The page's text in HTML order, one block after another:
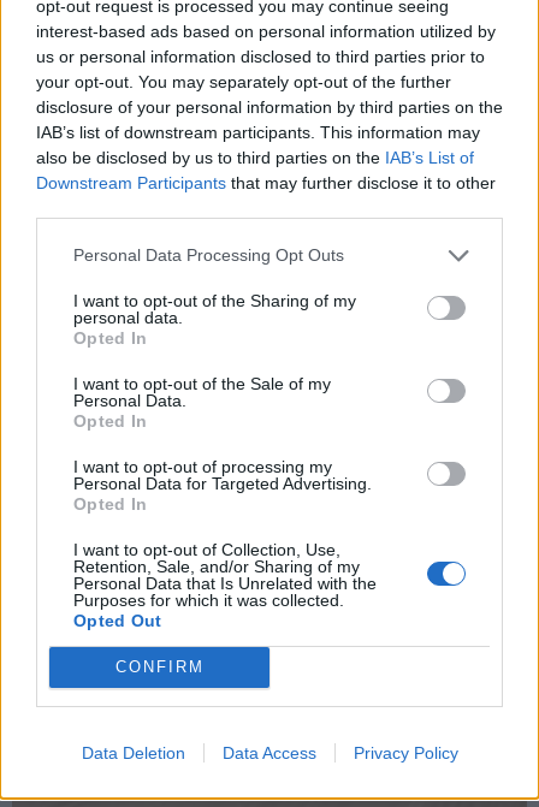
opt-out request is processed you may continue seeing
interest-based ads based on personal information utilized by
us or personal information disclosed to third parties prior to
your opt-out. You may separately opt-out of the further
disclosure of your personal information by third parties on the
IAB’s list of downstream participants. This information may
also be disclosed by us to third parties on the IAB’s List of
Downstream Participants that may further disclose it to other
Personal Data Processing Opt Outs
I want to opt-out of the Sharing of my
personal data.
Opted In
I want to opt-out of the Sale of my
Personal Data.
Opted In
I want to opt-out of processing my
Personal Data for Targeted Advertising.
Opted In
I want to opt-out of Collection, Use,
Retention, Sale, and/or Sharing of my
Personal Data that Is Unrelated with the
Purposes for which it was collected.
Opted Out
CONFIRM
Data Deletion Data Access Privacy Policy
Verslas
Lietuviai planuoja atsinaujinti: naudoti
automobiliai išlieka viršūnėje, tačiau
žvilgsniai krypsta ir į pensijų lėšas